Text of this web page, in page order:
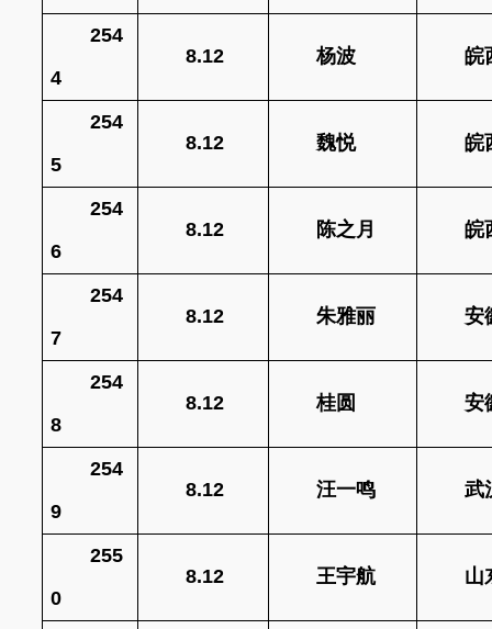
254
4
8.12 杨波 皖
254
5
8.12 魏悦 皖
254
6
8.12 陈之月 皖
254
7
8.12 朱雅丽 安
254
8
8.12 桂圆 安
254
9
8.12 汪一鸣 武
255
0
8.12 王宇航 山